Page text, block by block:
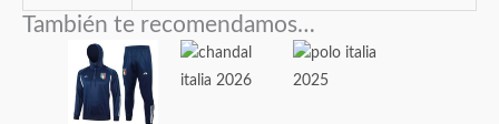
También te recomendamos…
Este
producto
tiene
Este